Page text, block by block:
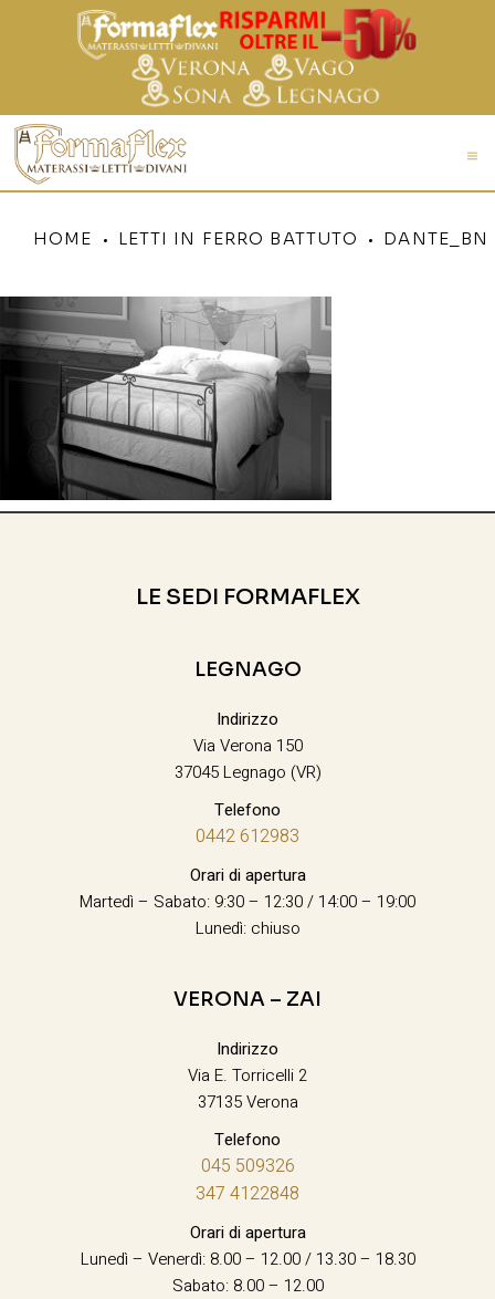
HOME LETTI IN FERRO BATTUTO DANTE_BN
LE SEDI FORMAFLEX
LEGNAGO
Indirizzo
Via Verona 150
37045 Legnago (VR)
Telefono
0442 612983
Orari di apertura
Martedì – Sabato: 9:30 – 12:30 / 14:00 – 19:00
Lunedì: chiuso
VERONA – ZAI
Indirizzo
Via E. Torricelli 2
37135 Verona
Telefono
045 509326
347 4122848
Orari di apertura
Lunedì – Venerdì: 8.00 – 12.00 / 13.30 – 18.30
Sabato: 8.00 – 12.00